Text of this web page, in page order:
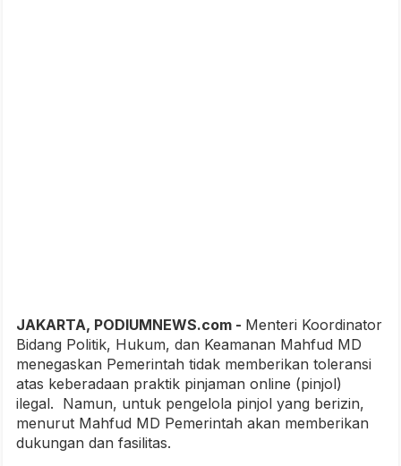
JAKARTA, PODIUMNEWS.com - Menteri Koordinator
Bidang Politik, Hukum, dan Keamanan Mahfud MD
menegaskan Pemerintah tidak memberikan toleransi
atas keberadaan praktik pinjaman online (pinjol)
ilegal. Namun, untuk pengelola pinjol yang berizin,
menurut Mahfud MD Pemerintah akan memberikan
dukungan dan fasilitas.